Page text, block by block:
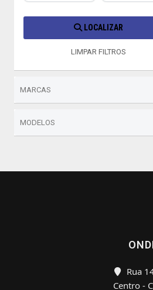
LOCALIZAR
LIMPAR FILTROS
MARCAS
MODELOS
Rua
Centro -